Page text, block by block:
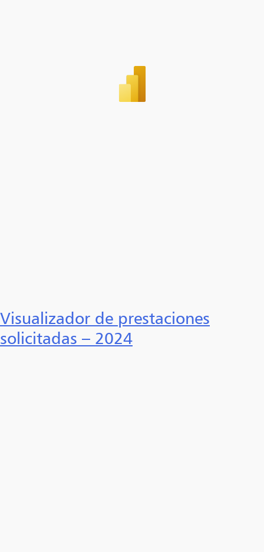
Visualizador de prestaciones
solicitadas – 2024